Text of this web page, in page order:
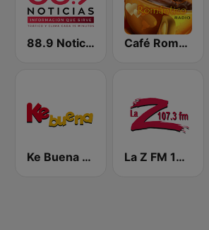
88.9 Noticias Café Romántico Radio
Ke Buena 92.9 FM La Z FM 107.3